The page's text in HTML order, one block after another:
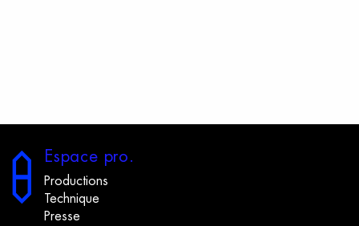
Espace pro.
Productions
Technique
Presse